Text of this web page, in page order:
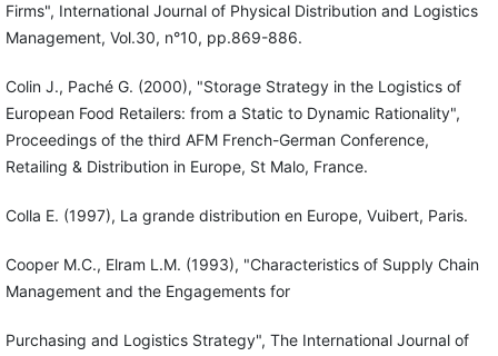
Firms", International Journal of Physical Distribution and Logistics
Management, Vol.30, n°10, pp.869-886.
Colin J., Paché G. (2000), "Storage Strategy in the Logistics of
European Food Retailers: from a Static to Dynamic Rationality",
Proceedings of the third AFM French-German Conference,
Retailing & Distribution in Europe, St Malo, France.
Colla E. (1997), La grande distribution en Europe, Vuibert, Paris.
Cooper M.C., Elram L.M. (1993), "Characteristics of Supply Chain
Management and the Engagements for
Purchasing and Logistics Strategy", The International Journal of